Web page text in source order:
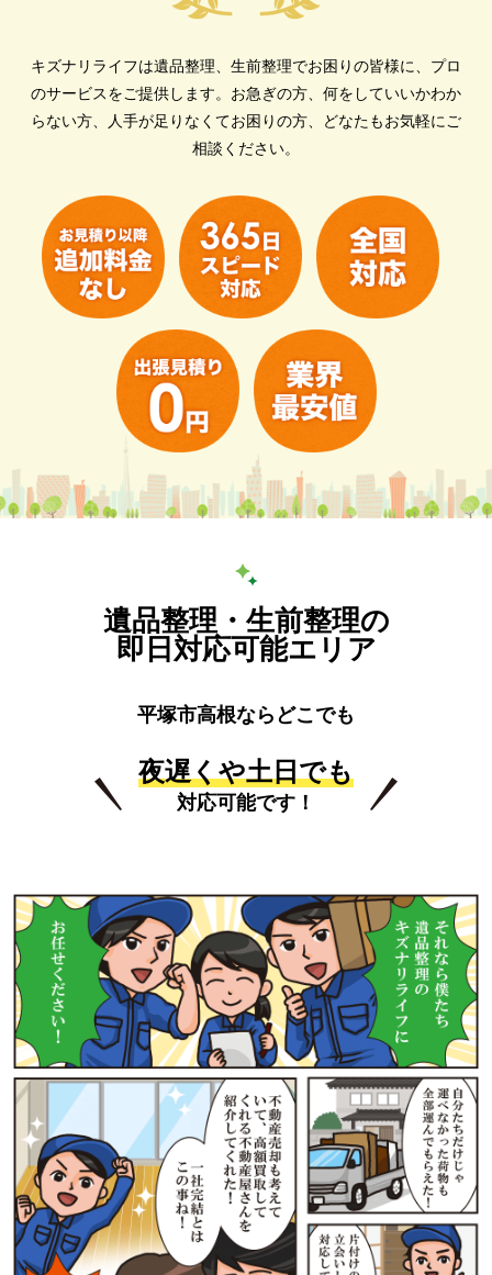
キズナリライフは遺品整理、生前整理でお困りの皆様に、プロ
のサービスをご提供します。 お急ぎの方、何をしていいかわか
らない方、人手が足りなくてお困りの方、どなたもお気軽にご
相談ください。
遺品整理・生前整理の
即日対応可能エリア
平塚市高根ならどこでも
夜遅くや土日でも
対応可能です！